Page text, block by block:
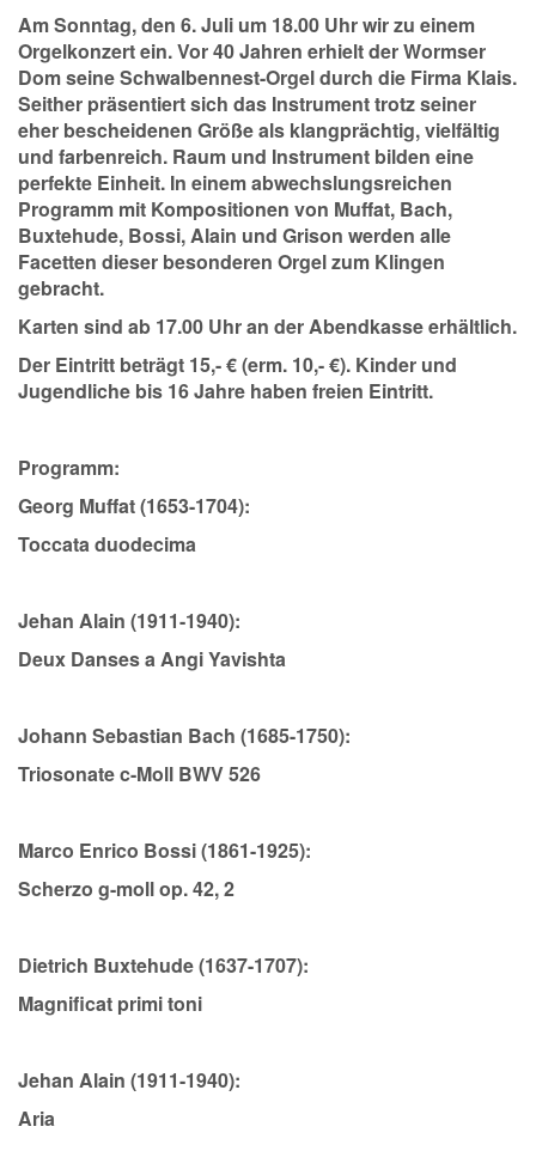
Am Sonntag, den 6. Juli um 18.00 Uhr wir zu einem
Orgelkonzert ein. Vor 40 Jahren erhielt der Wormser
Dom seine Schwalbennest-Orgel durch die Firma Klais.
Seither präsentiert sich das Instrument trotz seiner
eher bescheidenen Größe als klangprächtig, vielfältig
und farbenreich. Raum und Instrument bilden eine
perfekte Einheit. In einem abwechslungsreichen
Programm mit Kompositionen von Muffat, Bach,
Buxtehude, Bossi, Alain und Grison werden alle
Facetten dieser besonderen Orgel zum Klingen
gebracht.
Karten sind ab 17.00 Uhr an der Abendkasse erhältlich.
Der Eintritt beträgt 15,- € (erm. 10,- €). Kinder und
Jugendliche bis 16 Jahre haben freien Eintritt.
Programm:
Georg Muffat (1653-1704):
Toccata duodecima
Jehan Alain (1911-1940):
Deux Danses a Angi Yavishta
Johann Sebastian Bach (1685-1750):
Triosonate c-Moll BWV 526
Marco Enrico Bossi (1861-1925):
Scherzo g-moll op. 42, 2
Dietrich Buxtehude (1637-1707):
Magnificat primi toni
Jehan Alain (1911-1940):
Aria